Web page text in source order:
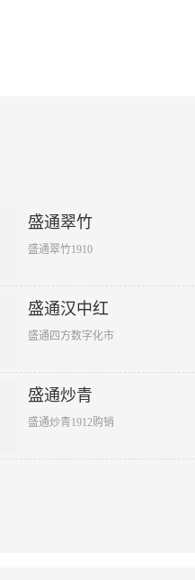
盛通翠竹
盛通翠竹1910
盛通汉中红
盛通四方数字化市
盛通炒青
盛通炒青1912购销